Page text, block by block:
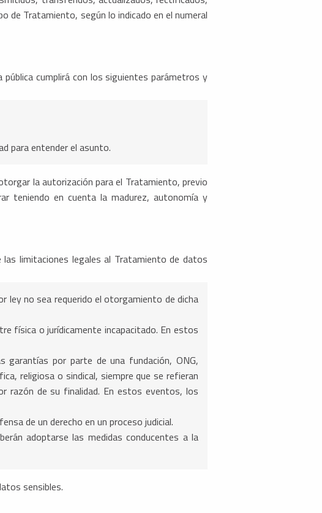
de Tratamiento, según lo indicado en el numeral
cumplirá con los siguientes parámetros y
para entender el asunto.
la autorización para el Tratamiento, previo
teniendo en cuenta la madurez, autonomía y
las limitaciones legales al Tratamiento de datos
ley no sea requerido el otorgamiento de dicha
física o jurídicamente incapacitado. En estos
por parte de una fundación, ONG,
religiosa o sindical, siempre que se refieran
razón de su finalidad. En estos eventos, los
de un derecho en un proceso judicial.
adoptarse las medidas conducentes a la
sensibles.